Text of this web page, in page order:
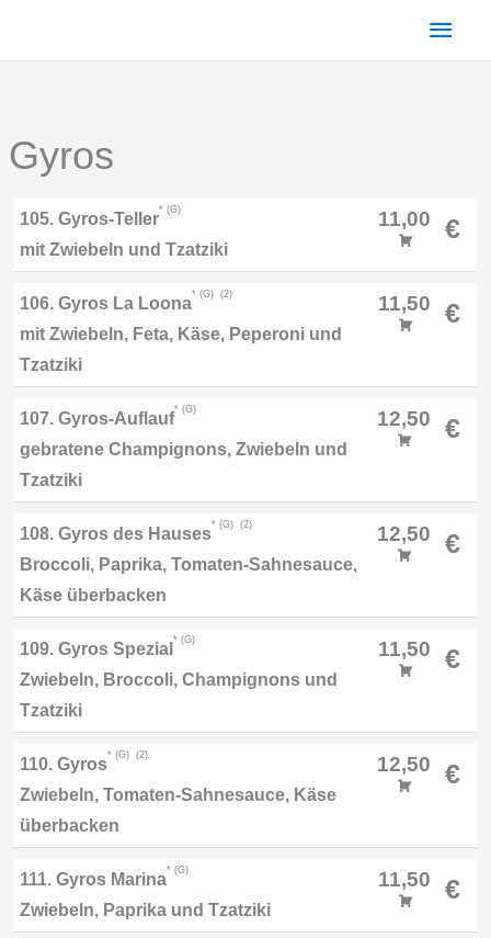
Gyros
105. Gyros-Teller G 11,00 €
mit Zwiebeln und Tzatziki
106. Gyros La Loona G 2 11,50 €
mit Zwiebeln, Feta, Käse, Peperoni und
Tzatziki
107. Gyros-Auflauf G 12,50 €
gebratene Champignons, Zwiebeln und
Tzatziki
108. Gyros des Hauses G 2 12,50 €
Broccoli, Paprika, Tomaten-Sahnesauce,
Käse überbacken
109. Gyros Spezial G 11,50 €
Zwiebeln, Broccoli, Champignons und
Tzatziki
110. Gyros G 2 12,50 €
Zwiebeln, Tomaten-Sahnesauce, Käse
überbacken
111. Gyros Marina G 11,50 €
Zwiebeln, Paprika und Tzatziki